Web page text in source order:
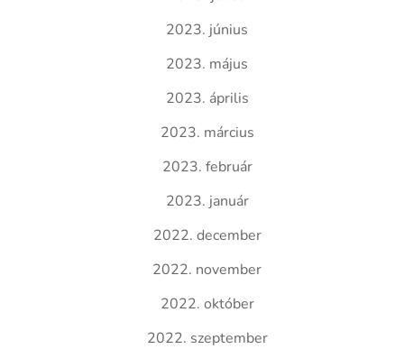
2023. június
2023. május
2023. április
2023. március
2023. február
2023. január
2022. december
2022. november
2022. október
2022. szeptember